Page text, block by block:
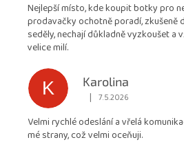
4,9
z
Nejlepší místo, kde koupit botky pro
prodavačky ochotně poradí, zkušeně
seděly, nechají důkladně vyzkoušet a
velice milí.
K
Karolina
Hodnocení obchodu je 5
| 7.5.2026
Velmi rychlé odeslání a vřelá
mé strany, což velmi oceňuji.